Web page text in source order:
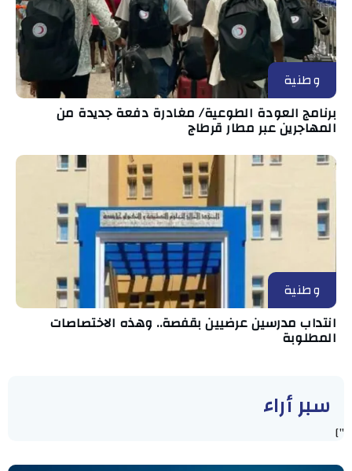
وطنية
برنامج العودة الطوعية/ مغادرة دفعة جديدة من
المهاجرين عبر مطار قرطاج
وطنية
انتداب مدرسين عرضيين بقفصة.. وهذه الاختصاصات
المطلوبة
سبر أراء
"]